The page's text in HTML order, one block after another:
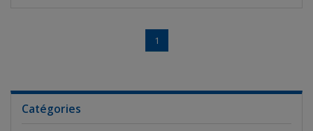
1
Catégories